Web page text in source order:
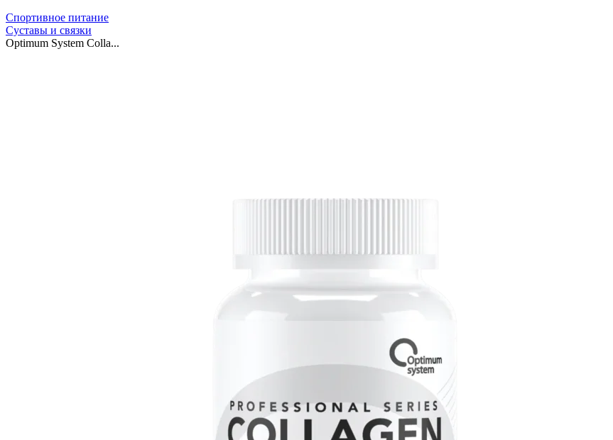
Спортивное питание
Суставы и связки
Optimum System Colla...